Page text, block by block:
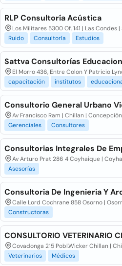
RLP Consultoría Acústica
Los Militares 5300 Of. 141 | Las Condes
Ruido
Consultoría Estudios
Sattva Consultorías
El Morro 436, Entre Colon Y Patricio
capacitación
institutos
Consultorio General Urbano
Av Francisco Ram | Chillan |
Gerenciales
Consultores
Consultorias Integrales De
Av Arturo Prat 286 4 Coyhaique |
Asesorías
Consultoria De Ingenieria Y
Calle Lord Cochrane 858 Osorno |
Constructoras
CONSULTORIO VETERINARIO
Covadonga 215 Pobl.Wicker Chillan |
Veterinarios
Médicos